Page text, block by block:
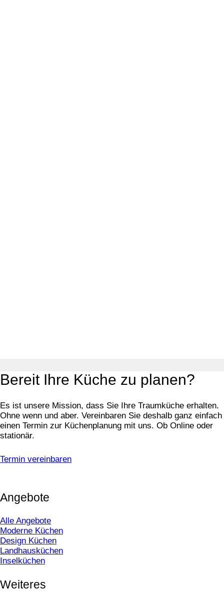
Bereit Ihre Küche zu planen?
Es ist unsere Mission, dass Sie Ihre Traumküche erhalten.
Ohne wenn und aber. Vereinbaren Sie deshalb ganz einfach
einen Termin zur Küchenplanung mit uns. Ob Online oder
stationär.
Termin vereinbaren
Angebote
Alle Angebote
Moderne Küchen
Design Küchen
Landhausküchen
Inselküchen
Weiteres